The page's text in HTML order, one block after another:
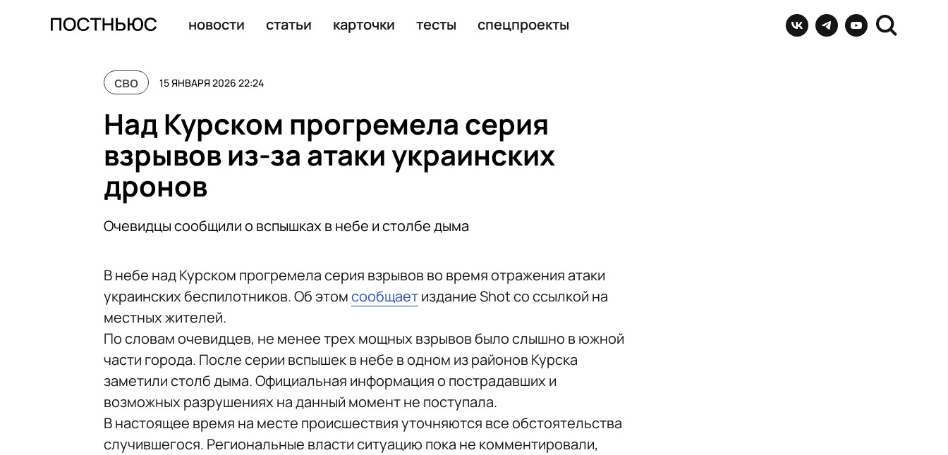
новости статьи карточки тесты спецпроекты
сво 15 ЯНВАРЯ 2026 22:24
Над Курском прогремела серия
взрывов из-за атаки украинских
дронов
Очевидцы сообщили о вспышках в небе и столбе дыма
В небе над Курском прогремела серия взрывов во время отражения атаки
украинских беспилотников. Об этомсообщаетиздание Shot со ссылкой на
местных жителей.
По словам очевидцев, не менее трех мощных взрывов было слышно в южной
части города. После серии вспышек в небе в одном из районов Курска
заметили столб дыма. Официальная информация о пострадавших и
возможных разрушениях на данный момент не поступала.
В настоящее время на месте происшествия уточняются все обстоятельства
случившегося. Региональные власти ситуацию пока не комментировали,